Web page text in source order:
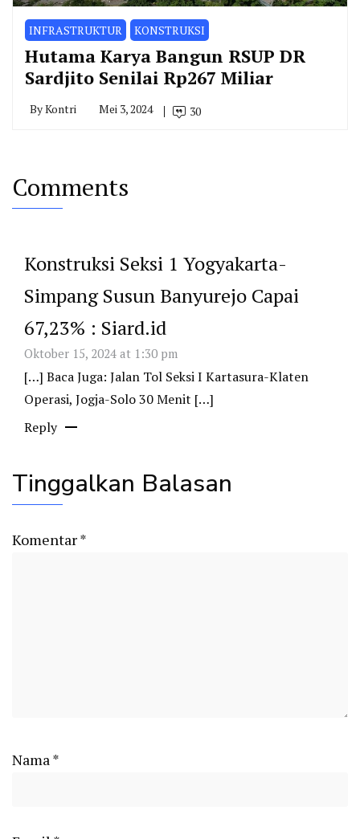
INFRASTRUKTUR KONSTRUKSI
Hutama Karya Bangun RSUP DR
Sardjito Senilai Rp267 Miliar
ByKontri Mei 3, 2024 30
Comments
Konstruksi Seksi 1 Yogyakarta-
Simpang Susun Banyurejo Capai
67,23% : Siard.id
Oktober 15, 2024 at 1:30 pm
[…] Baca Juga: Jalan Tol Seksi I Kartasura-Klaten
Operasi, Jogja-Solo 30 Menit […]
Reply
Tinggalkan Balasan
Komentar*
Nama*